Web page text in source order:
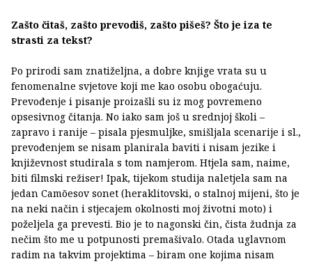
Zašto čitaš, zašto prevodiš, zašto pišeš? Što je iza te
strasti za tekst?
Po prirodi sam znatiželjna, a dobre knjige vrata su u
fenomenalne svjetove koji me kao osobu obogaćuju.
Prevođenje i pisanje proizašli su iz mog povremeno
opsesivnog čitanja. No iako sam još u srednjoj školi –
zapravo i ranije – pisala pjesmuljke, smišljala scenarije i sl.,
prevođenjem se nisam planirala baviti i nisam jezike i
književnost studirala s tom namjerom. Htjela sam, naime,
biti filmski režiser! Ipak, tijekom studija naletjela sam na
jedan Camõesov sonet (heraklitovski, o stalnoj mijeni, što je
na neki način i stjecajem okolnosti moj životni moto) i
poželjela ga prevesti. Bio je to nagonski čin, čista žudnja za
nečim što me u potpunosti premašivalo. Otada uglavnom
radim na takvim projektima – biram one kojima nisam